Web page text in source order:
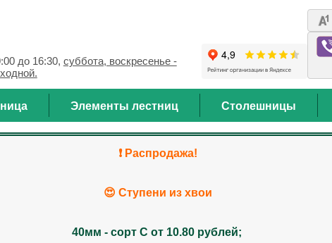
до 16:30, суббота, воскресенье -
Элементы лестниц Столешницы
❗️ Распродажа!
😍 Ступени из хвои
40мм - сорт С от 10.80 рублей;